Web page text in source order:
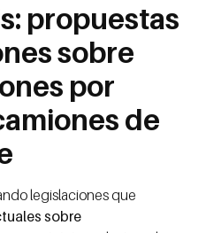
propuestas
sobre
por
de
legislaciones que
sobre